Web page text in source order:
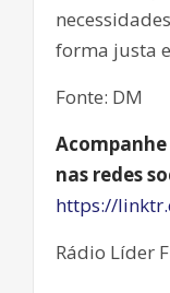
forma justa
Fonte: DM
nas redes
https://
Rádio Líder